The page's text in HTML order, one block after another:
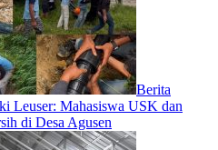
Berita
Leuser: Mahasiswa USK dan
di Desa Agusen